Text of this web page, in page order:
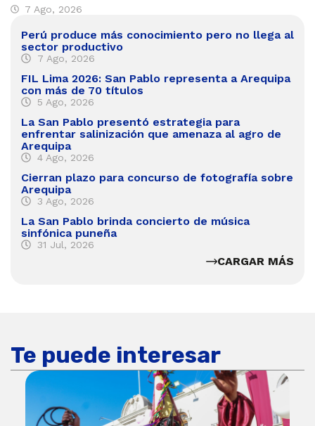
7 Ago, 2026
Perú produce más conocimiento pero no llega al
sector productivo
7 Ago, 2026
FIL Lima 2026: San Pablo representa a Arequipa
con más de 70 títulos
5 Ago, 2026
La San Pablo presentó estrategia para
enfrentar salinización que amenaza al agro de
Arequipa
4 Ago, 2026
Cierran plazo para concurso de fotografía sobre
Arequipa
3 Ago, 2026
La San Pablo brinda concierto de música
sinfónica puneña
31 Jul, 2026
CARGAR MÁS
Te puede interesar